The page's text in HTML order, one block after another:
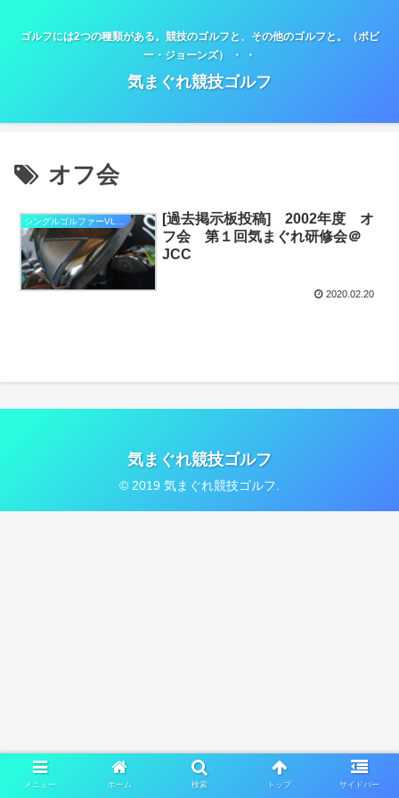
ゴルフには2つの種類がある。競技のゴルフと、その他のゴルフと。（ボビ
ー・ジョーンズ） ・ ・
気まぐれ競技ゴルフ
オフ会
[過去掲示板投稿] 2002年度 オ
フ会 第１回気まぐれ研修会＠
JCC
2020.02.20
気まぐれ競技ゴルフ
© 2019 気まぐれ競技ゴルフ.
メニュー ホーム 検索 トップ サイドバー